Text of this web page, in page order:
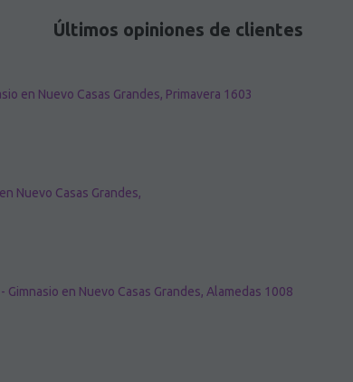
Últimos opiniones de clientes
en Nuevo Casas Grandes, Primavera 1603
Nuevo Casas Grandes,
- Gimnasio en Nuevo Casas Grandes, Alamedas 1008